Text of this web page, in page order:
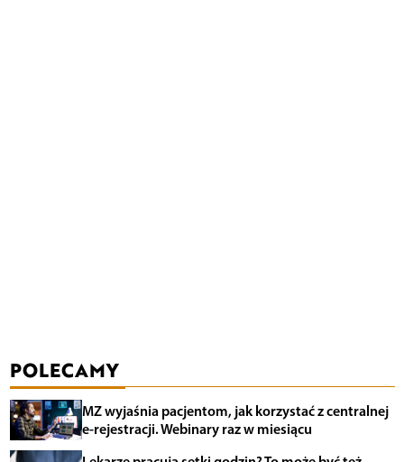
POLECAMY
MZ wyjaśnia pacjentom, jak korzystać z centralnej
e-rejestracji. Webinary raz w miesiącu